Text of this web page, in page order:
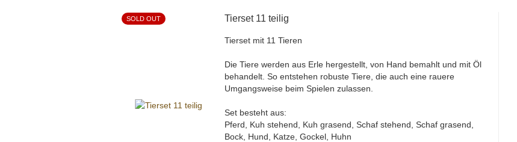
SOLD OUT Tierset 11 teilig
Tierset mit 11 Tieren
Die Tiere werden aus Erle hergestellt, von Hand bemahlt und mit Öl
behandelt. So entstehen robuste Tiere, die auch eine rauere
Umgangsweise beim Spielen zulassen.
Set besteht aus:
Pferd, Kuh stehend, Kuh grasend, Schaf stehend, Schaf grasend,
Bock, Hund, Katze, Gockel, Huhn